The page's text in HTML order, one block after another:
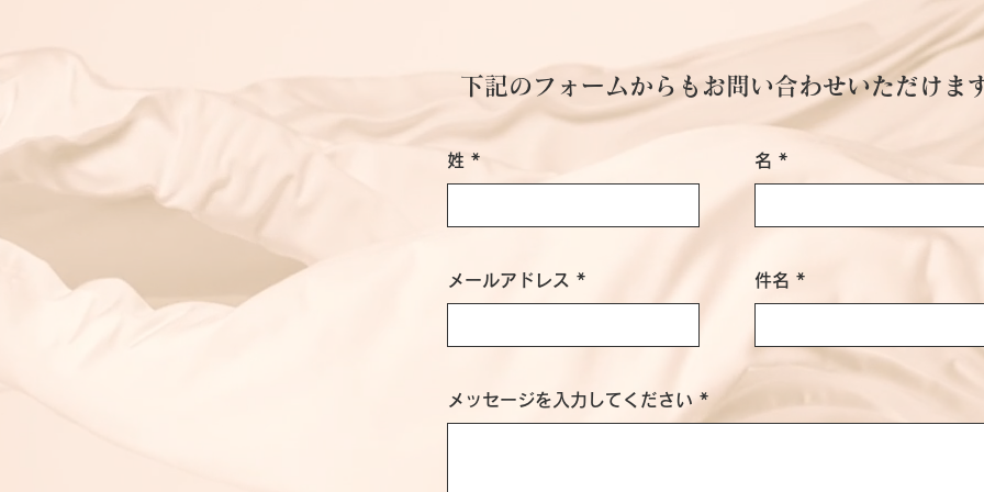
下記のフォームからもお問い合わせいただけま
姓 名
メールアドレス 件名
メッセージを入力してください